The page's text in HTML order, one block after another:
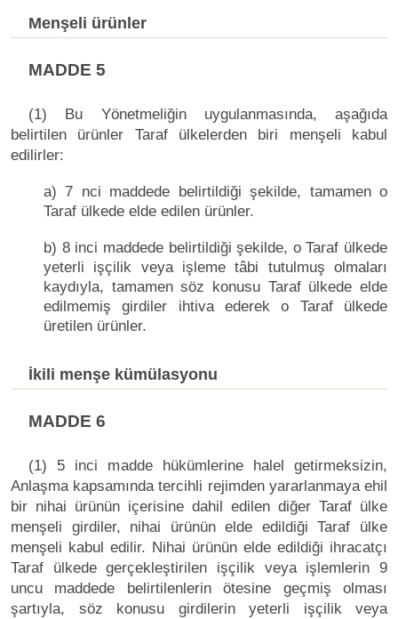
Menşeli ürünler
MADDE 5
(1) Bu Yönetmeliğin uygulanmasında, aşağıda
belirtilen ürünler Taraf ülkelerden biri menşeli kabul
edilirler:
a) 7 nci maddede belirtildiği şekilde, tamamen o
Taraf ülkede elde edilen ürünler.
b) 8 inci maddede belirtildiği şekilde, o Taraf ülkede
yeterli işçilik veya işleme tâbi tutulmuş olmaları
kaydıyla, tamamen söz konusu Taraf ülkede elde
edilmemiş girdiler ihtiva ederek o Taraf ülkede
üretilen ürünler.
İkili menşe kümülasyonu
MADDE 6
(1) 5 inci madde hükümlerine halel getirmeksizin,
Anlaşma kapsamında tercihli rejimden yararlanmaya ehil
bir nihai ürünün içerisine dahil edilen diğer Taraf ülke
menşeli girdiler, nihai ürünün elde edildiği Taraf ülke
menşeli kabul edilir. Nihai ürünün elde edildiği ihracatçı
Taraf ülkede gerçekleştirilen işçilik veya işlemlerin 9
uncu maddede belirtilenlerin ötesine geçmiş olması
şartıyla, söz konusu girdilerin yeterli işçilik veya